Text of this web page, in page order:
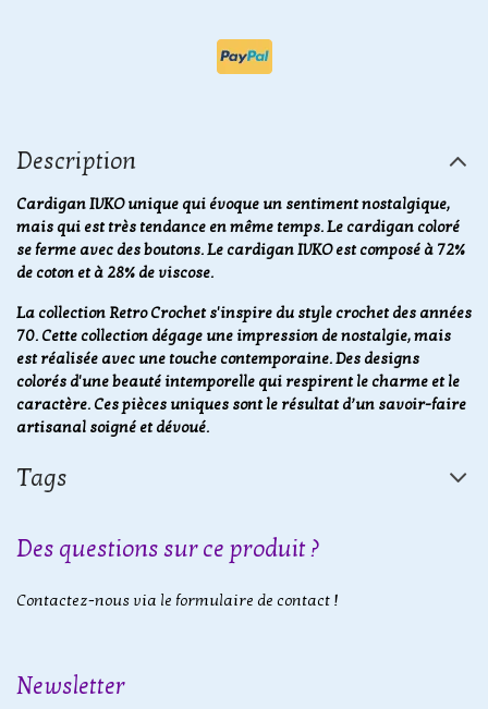
Description
Cardigan IVKO unique qui évoque un sentiment nostalgique,
mais qui est très tendance en même temps. Le cardigan coloré
se ferme avec des boutons. Le cardigan IVKO est composé à 72%
de coton et à 28% de viscose.
La collection Retro Crochet s'inspire du style crochet des années
70. Cette collection dégage une impression de nostalgie, mais
est réalisée avec une touche contemporaine. Des designs
colorés d'une beauté intemporelle qui respirent le charme et le
caractère. Ces pièces uniques sont le résultat d’un savoir-faire
artisanal soigné et dévoué.
Tags
Des questions sur ce produit ?
Contactez-nous via le formulaire de contact !
Newsletter